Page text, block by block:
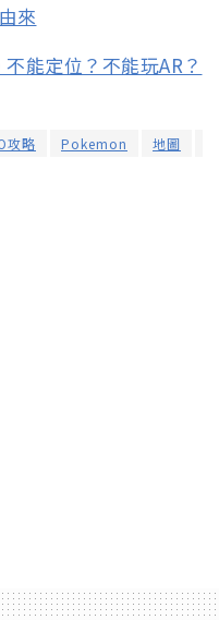
來
能定位？不能玩AR？
攻略 Pokemon 地圖